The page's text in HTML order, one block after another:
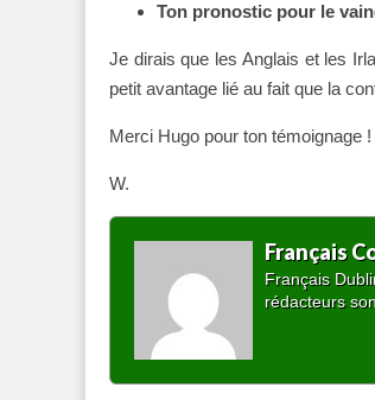
Ton pronostic pour le
Je dirais que les Anglais et les
petit avantage lié au fait que la
Merci Hugo pour ton témoignage !
W.
Français
Français
rédacteurs